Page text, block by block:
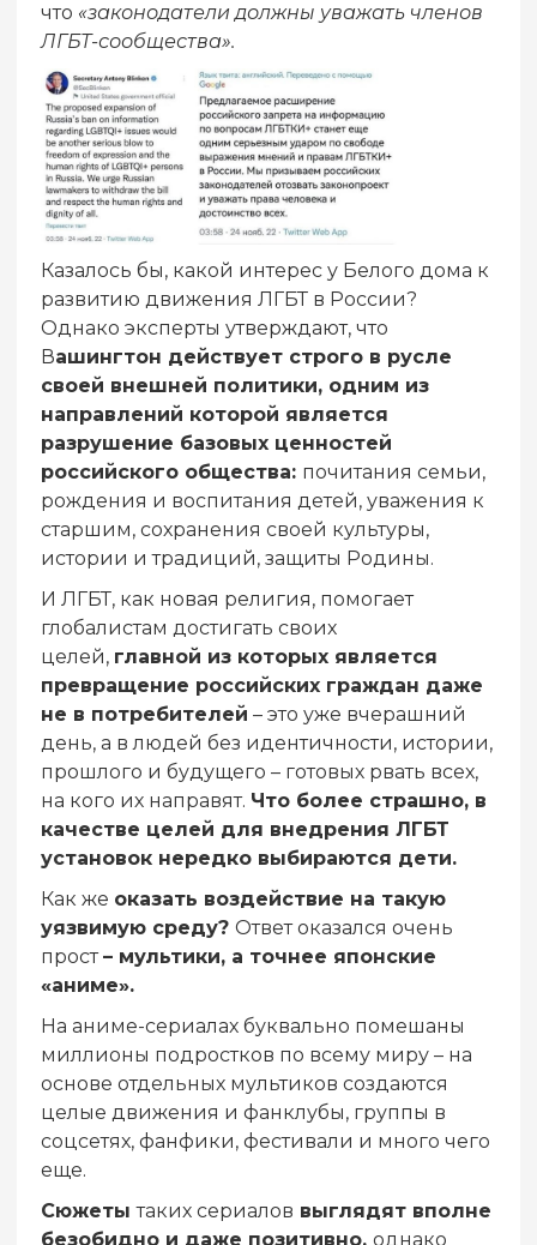
что «законодатели должны уважать членов
ЛГБТ-сообщества».
Казалось бы, какой интерес у Белого дома к
развитию движения ЛГБТ в России?
Однако эксперты утверждают, что
Вашингтон действует строго в русле
своей внешней политики, одним из
направлений которой является
разрушение базовых ценностей
российского общества: почитания семьи,
рождения и воспитания детей, уважения к
старшим, сохранения своей культуры,
истории и традиций, защиты Родины.
И ЛГБТ, как новая религия, помогает
глобалистам достигать своих
целей, главной из которых является
превращение российских граждан даже
не в потребителей – это уже вчерашний
день, а в людей без идентичности, истории,
прошлого и будущего – готовых рвать всех,
на кого их направят. Что более страшно, в
качестве целей для внедрения ЛГБТ
установок нередко выбираются дети.
Как же оказать воздействие на такую
уязвимую среду? Ответ оказался очень
прост– мультики, а точнее японские
«аниме».
На аниме-сериалах буквально помешаны
миллионы подростков по всему миру – на
основе отдельных мультиков создаются
целые движения и фанклубы, группы в
соцсетях, фанфики, фестивали и много чего
еще.
Сюжетытаких сериалов выглядят вполне
безобидно и даже позитивно, однако